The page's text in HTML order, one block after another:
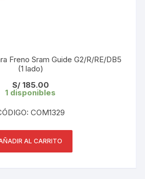
Freno Sram Guide G2/R/RE/DB5
(1 lado)
S/185.00
1 disponibles
COM1329
AL CARRITO